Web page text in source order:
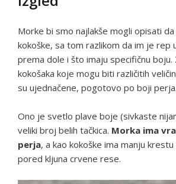
Morke bi smo najlakše mogli opisati
kokoške, sa tom razlikom da im je rep
prema dole i što imaju specifičnu boju.
kokošaka koje mogu biti različitih
su ujednačene, pogotovo po boji perja.
Ono je svetlo plave boje (sivkaste
veliki broj belih tačkica. Morka ima
perja, a kao kokoške ima manju
pored kljuna crvene rese.